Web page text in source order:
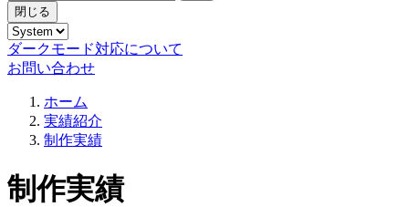
閉じる
ダークモード対応について
お問い合わせ
ホーム
実績紹介
制作実績
制作実績